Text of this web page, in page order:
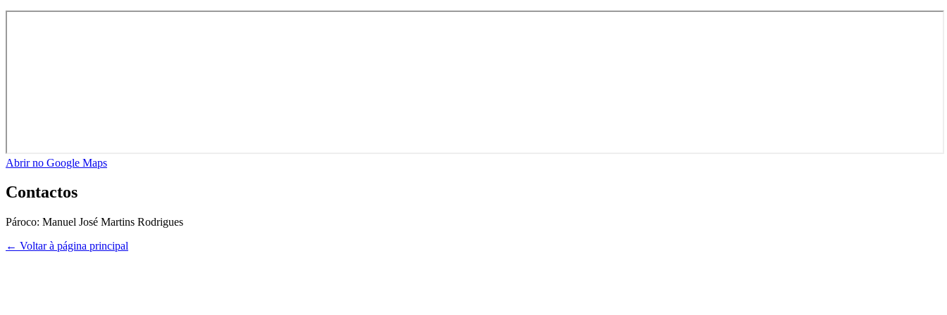
Abrir no Google Maps
Contactos
Pároco: Manuel José Martins Rodrigues
← Voltar à página principal